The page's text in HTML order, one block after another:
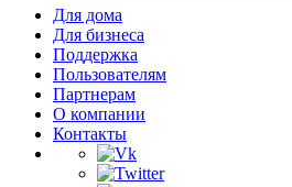
Для дома
Для бизнеса
Поддержка
Пользователям
Партнерам
О компании
Контакты